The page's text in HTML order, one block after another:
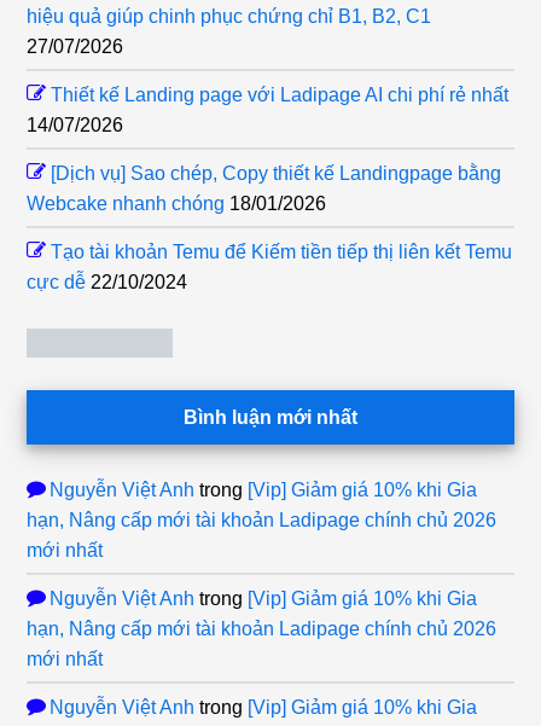
hiệu quả giúp chinh phục chứng chỉ B1, B2, C1
27/07/2026
Thiết kế Landing page với Ladipage AI chi phí rẻ nhất
14/07/2026
[Dịch vụ] Sao chép, Copy thiết kế Landingpage bằng
Webcake nhanh chóng 18/01/2026
Tạo tài khoản Temu để Kiếm tiền tiếp thị liên kết Temu
cực dễ 22/10/2024
Bình luận mới nhất
Nguyễn Việt Anh trong [Vip] Giảm giá 10% khi Gia
hạn, Nâng cấp mới tài khoản Ladipage chính chủ 2026
mới nhất
Nguyễn Việt Anh trong [Vip] Giảm giá 10% khi Gia
hạn, Nâng cấp mới tài khoản Ladipage chính chủ 2026
mới nhất
Nguyễn Việt Anh trong [Vip] Giảm giá 10% khi Gia